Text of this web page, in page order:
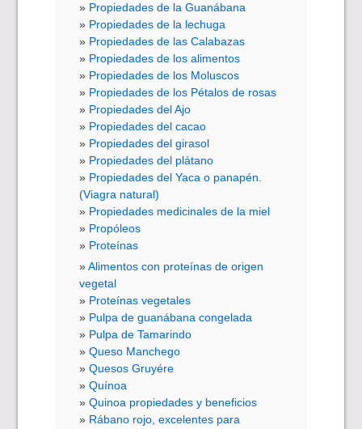
Propiedades de la Guanábana
Propiedades de la lechuga
Propiedades de las Calabazas
Propiedades de los alimentos
Propiedades de los Moluscos
Propiedades de los Pétalos de rosas
Propiedades del Ajo
Propiedades del cacao
Propiedades del girasol
Propiedades del plátano
Propiedades del Yaca o panapén.
(Viagra natural)
Propiedades medicinales de la miel
Propóleos
Proteínas
Alimentos con proteínas de origen
vegetal
Proteínas vegetales
Pulpa de guanábana congelada
Pulpa de Tamarindo
Queso Manchego
Quesos Gruyére
Quínoa
Quinoa propiedades y beneficios
Rábano rojo, excelentes para